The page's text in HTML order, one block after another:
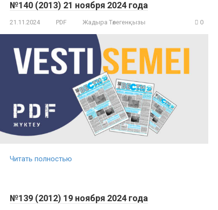
№140 (2013) 21 ноября 2024 года
21.11.2024 PDF Жадыра Төлегенқызы 0
Читать полностью
№139 (2012) 19 ноября 2024 года